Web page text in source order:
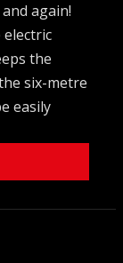
again!
electric
the
six-metre
easily